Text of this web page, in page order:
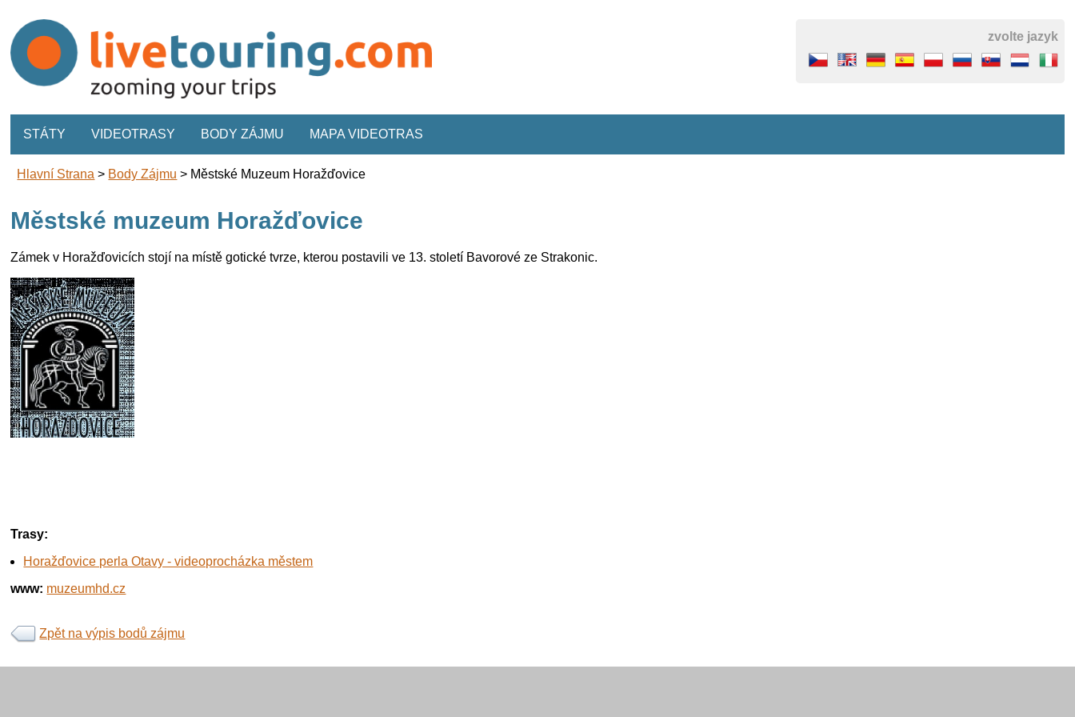
zvolte jazyk
STÁTY VIDEOTRASY BODY ZÁJMU MAPA VIDEOTRAS
Hlavní Strana > Body Zájmu > Městské Muzeum Horažďovice
Městské muzeum Horažďovice
Zámek v Horažďovicích stojí na místě gotické tvrze, kterou postavili ve 13. století Bavorové ze Strakonic.
Trasy:
Horažďovice perla Otavy - videoprocházka městem
www: muzeumhd.cz
Zpět na výpis bodů zájmu